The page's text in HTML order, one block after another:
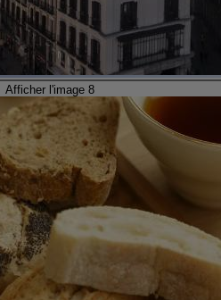
Afficher l'image 8